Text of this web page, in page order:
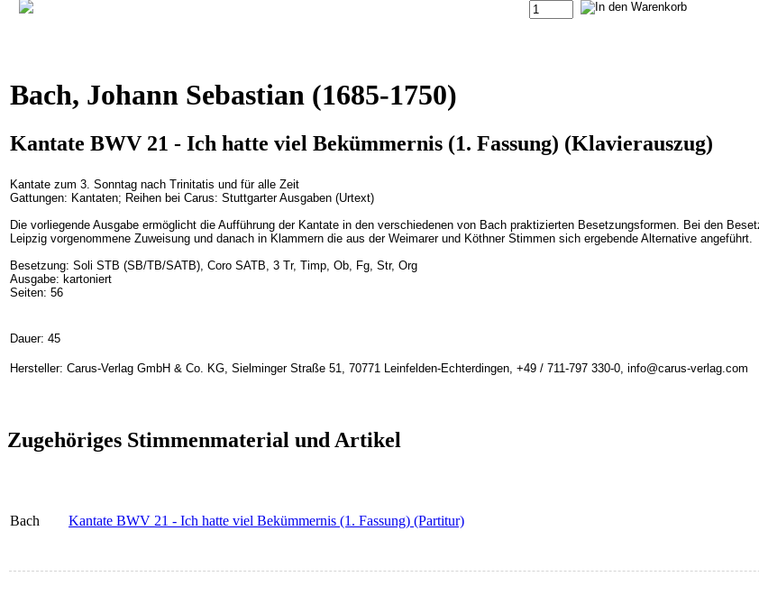
Bach, Johann Sebastian (1685-1750)
Kantate BWV 21 - Ich hatte viel Bekümmernis (1. Fassung) (Klavierauszug)
Kantate zum 3. Sonntag nach Trinitatis und für alle Zeit
Gattungen: Kantaten; Reihen bei Carus: Stuttgarter Ausgaben (Urtext)
Die vorliegende Ausgabe ermöglicht die Aufführung der Kantate in den verschiedenen von Bach praktizierten Besetzungsformen. Bei den
Leipzig vorgenommene Zuweisung und danach in Klammern die aus der Weimarer und Köthner Stimmen sich ergebende Alternative angeführt.
Besetzung: Soli STB (SB/TB/SATB), Coro SATB, 3 Tr, Timp, Ob, Fg, Str, Org
Ausgabe: kartoniert
Seiten: 56
Dauer: 45
Hersteller: Carus-Verlag GmbH & Co. KG, Sielminger Straße 51, 70771 Leinfelden-Echterdingen, +49 / 711-797 330-0, info@carus-verlag.com
Zugehöriges Stimmenmaterial und Artikel
Bach Kantate BWV 21 - Ich hatte viel Bekümmernis (1. Fassung) (Partitur)